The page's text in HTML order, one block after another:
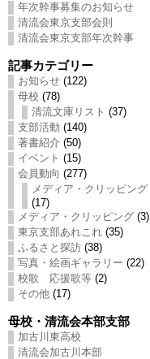
年次幹事募集のお知らせ
清流会東京支部会則
清流会東京支部年次幹事
記事カテゴリー
お知らせ (122)
母校 (78)
清流文庫リスト (37)
支部活動 (140)
著書紹介 (50)
イベント (15)
会員動向 (277)
メディア・クリッピング
(17)
メディア・クリッピング (3)
東京支部あれこれ (35)
ふるさと探訪 (38)
写真・絵画ギャラリー (22)
校歌 応援歌等 (2)
その他 (17)
母校・清流会本部支部
加古川東高校
清流会加古川本部